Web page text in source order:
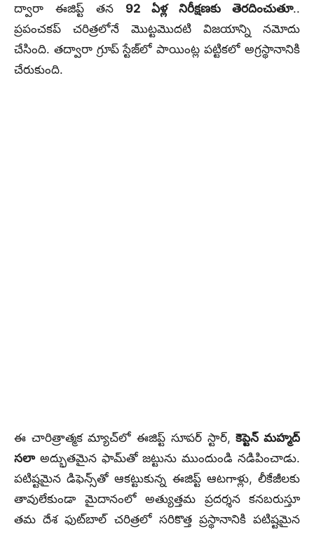
ద్వారా ఈజిప్ట్ తన 92 ఏళ్ల నిరీక్షణకు తెరదించుతూ..
ప్రపంచకప్ చరిత్రలోనే మొట్టమొదటి విజయాన్ని నమోదు
చేసింది. తద్వారా గ్రూప్ స్టేజ్‌లో పాయింట్ల పట్టికలో అగ్రస్థానానికి
చేరుకుంది.
ఈ చారిత్రాత్మక మ్యాచ్‌లో ఈజిప్ట్ సూపర్ స్టార్,కెప్టెన్ మహ్మద్
సలాఅద్భుతమైన ఫామ్‌తో జట్టును ముందుండి నడిపించాడు.
పటిష్టమైన డిఫెన్స్‌తో ఆకట్టుకున్న ఈజిప్ట్ ఆటగాళ్లు, లీకేజీలకు
తావులేకుండా మైదానంలో అత్యుత్తమ ప్రదర్శన కనబరుస్తూ
తమ దేశ ఫుట్‌బాల్ చరిత్రలో సరికొత్త ప్రస్థానానికి పటిష్టమైన